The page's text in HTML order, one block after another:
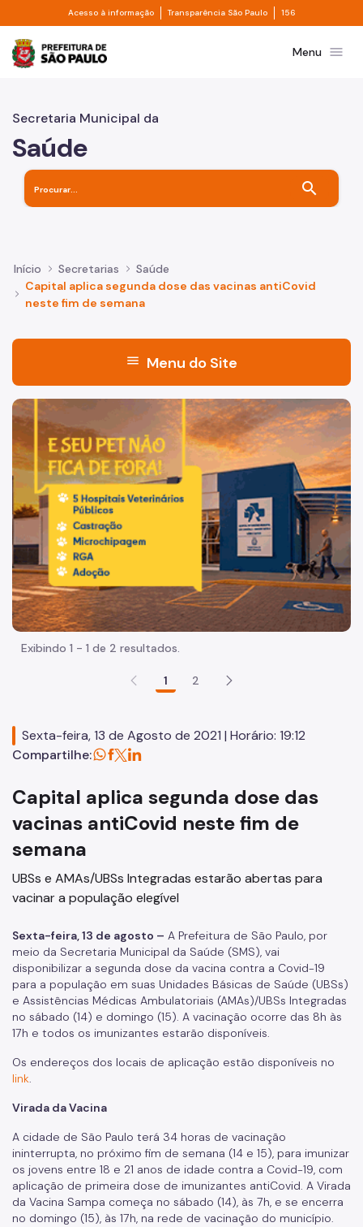
Pular para o Conteúdo principal
Acesso à informação Divisor de acesso à informação
Transparência São Paulo Divisor de
156
Prefeitura de São PauloMenu menu
Secretaria Municipal da
Saúde
search
Início Secretarias
Saúde
Capital aplica segunda dose das vacinas antiCovid
neste fim de semana
menu Menu do Site
Acesso à Informação
Participação Social
Quadro de Serviços
Acesso à Proteção de Dados Pessoais
Organização
Quem é quem
Coordenadorias de Saúde
Supervisões de Saúde
Estabelecimentos e Serviços de Saúde
Missão, Visão e Valores
Assessoria de Comunicação - Ascom
Assessoria Parlamentar
Atenção Especializada
Atenção Hospitalar
Atenção Integral às Pessoas em Situação de Acumulação
Biblioteca de Saúde
Cadastro Nacional de Estabelecimento de Saúde (CNES)
Comitê de Ética em Pesquisa com Seres Humanos
Conselho Municipal de Saúde
Infecções Sexualmente Transmissíveis - IST/AIDS
Epidemiologia e Informação - CEInfo
Escola Municipal de Saúde - EMS
Imagem de um cachorro caramelo e uma gata rajada,
Exibindo 1 - 1 de 2 resultados.
1 2
Sexta-feira, 13 de Agosto de 2021 | Horário: 19:12
Compartilhe:
Capital aplica segunda dose das
vacinas antiCovid neste fim de
semana
UBSs e AMAs/UBSs Integradas estarão abertas para
vacinar a população elegível
Sexta-feira, 13 de agosto – A Prefeitura de São Paulo, por
meio da Secretaria Municipal da Saúde (SMS), vai
disponibilizar a segunda dose da vacina contra a Covid-19
para a população em suas Unidades Básicas de Saúde (UBSs)
e Assistências Médicas Ambulatoriais (AMAs)/UBSs Integradas
no sábado (14) e domingo (15). A vacinação ocorre das 8h às
17h e todos os imunizantes estarão disponíveis.
Os endereços dos locais de aplicação estão disponíveis no
link.
Virada da Vacina
A cidade de São Paulo terá 34 horas de vacinação
ininterrupta, no próximo fim de semana (14 e 15), para imunizar
os jovens entre 18 e 21 anos de idade contra a Covid-19, com
aplicação de primeira dose de imunizantes antiCovid. A Virada
da Vacina Sampa começa no sábado (14), às 7h, e se encerra
no domingo (15), às 17h, na rede de vacinação do município.